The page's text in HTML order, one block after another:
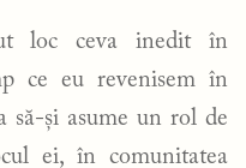
loc ceva inedit în
ce eu revenisem în
să-și asume un rol de
ei, în comunitatea